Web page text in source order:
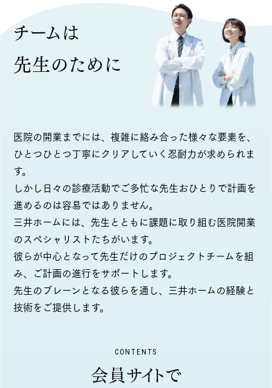
チームは
先生のために
医院の開業までには、複雑に絡み合った様々な要素を、
ひとつひとつ丁寧にクリアしていく忍耐力が求められま
す。
しかし日々の診療活動でご多忙な先生おひとりで計画を
進めるのは容易ではありません。
三井ホームには、先生とともに課題に取り組む医院開業
のスペシャリストたちがいます。
彼らが中心となって先生だけのプロジェクトチームを組
み、ご計画の進行をサポートします。
先生のブレーンとなる彼らを通し、三井ホームの経験と
技術をご提供します。
CONTENTS
会員サイトで